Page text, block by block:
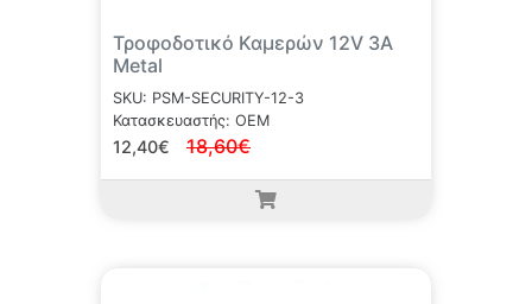
Τροφοδοτικό Καμερών 12V 3A
Metal
SKU: PSM-SECURITY-12-3
Κατασκευαστής: OEM
12,40€ 18,60€